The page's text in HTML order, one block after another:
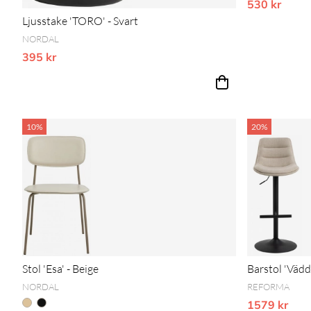
Ljusstake 'TORO' - Svart
NORDAL
395 kr
Vårt lägsta pris 1-30 dagar innan prissänkning
530 kr
Vårt lägsta
10%
Stol 'Esa' - Beige
NORDAL
20%
Barstol
REFORMA
1579 kr
Vårt lägsta